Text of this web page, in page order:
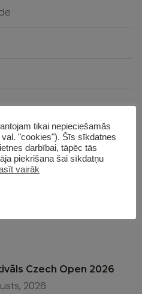
Czech Open 2026
2026
tikai nepieciešamās
"cookies"). Šīs sīkdatnes
darbībai, tāpēc tās
piekrišana šai sīkdatņu
vairāk